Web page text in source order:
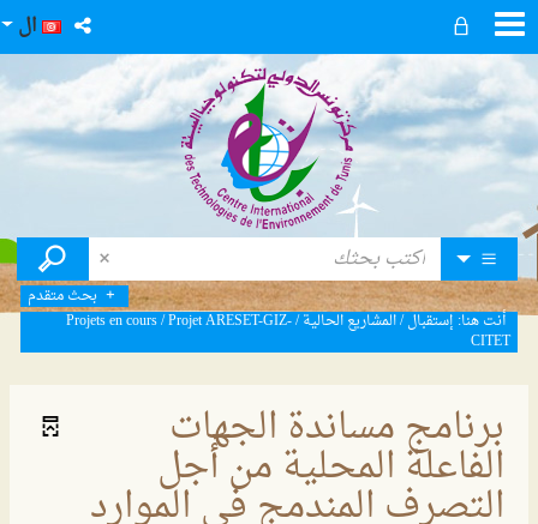
ال
بحث متقدم
أنت هنا: إستقبال/المشاريع الحالية/
Projets en cours/Projet ARESET-GIZ-
CITET
برنامج مساندة الجهات
الفاعلة المحلية من أجل
التصرف المندمج في الموارد